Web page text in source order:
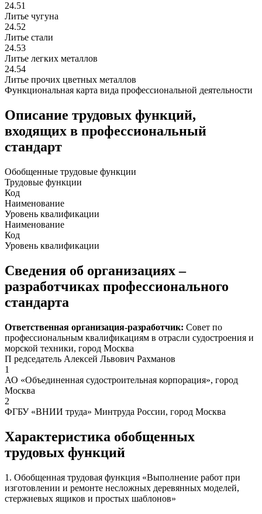
24.51
Литье чугуна
24.52
Литье стали
24.53
Литье легких металлов
24.54
Литье прочих цветных металлов
Функциональная карта вида профессиональной деятельности
Описание трудовых функций,
входящих в профессиональный
стандарт
Обобщенные трудовые функции
Трудовые функции
Код
Наименование
Уровень квалификации
Наименование
Код
Уровень квалификации
Сведения об организациях –
разработчиках профессионального
стандарта
Ответственная организация-разработчик: Совет по
профессиональным квалификациям в отрасли судостроения и
морской техники, город Москва
П редседатель Алексей Львович Рахманов
1
АО «Объединенная судостроительная корпорация», город
Москва
2
ФГБУ «ВНИИ труда» Минтруда России, город Москва
Характеристика обобщенных
трудовых функций
1. Обобщенная трудовая функция «Выполнение работ при
изготовлении и ремонте несложных деревянных моделей,
стержневых ящиков и простых шаблонов»